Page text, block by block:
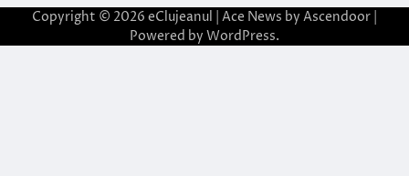
Copyright © 2026 eClujeanul | Ace News by Ascendoor
Powered by WordPress.